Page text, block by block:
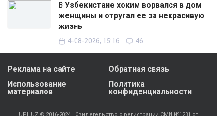
В Узбекистане хоким ворвался в дом
женщины и отругал ее за некрасивую
жизнь
4-08-2026, 15:16 46
Реклама на сайте
Обратная связь
Использование
материалов
Политика
конфиденциальности
UPL.UZ © 2016-2024 | Свидетельство о регистрации СМИ №1231 от